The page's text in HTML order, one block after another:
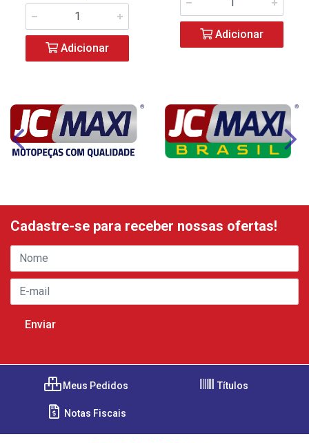
Adicionar
Adicionar
Cadastre-se para receber nossas ofertas!
Meus Pedidos Títulos
Notas Fiscais